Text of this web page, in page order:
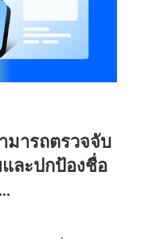
มารถตรวจจับ
ละปกป้องชื่อ